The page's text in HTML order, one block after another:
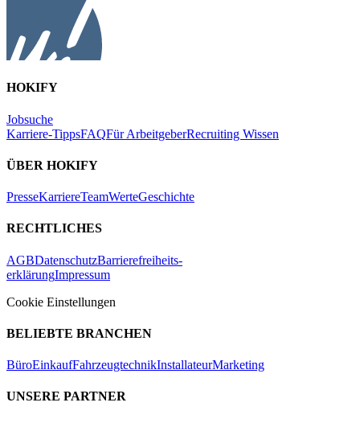
HOKIFY
Jobsuche
Karriere-TippsFAQFür ArbeitgeberRecruiting Wissen
ÜBER HOKIFY
PresseKarriereTeamWerteGeschichte
RECHTLICHES
AGBDatenschutzBarrierefreiheits-
erklärungImpressum
Cookie Einstellungen
BELIEBTE BRANCHEN
BüroEinkaufFahrzeugtechnikInstallateurMarketing
UNSERE PARTNER